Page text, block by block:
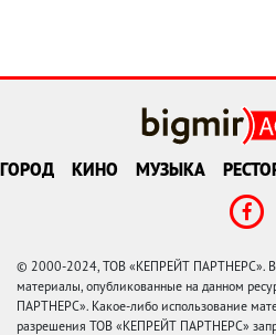
ГОРОД КИНО МУЗЫКА
© 2000-2024, ТОВ «КЕПРЕЙТ ПАРТНЕРС».
материалы, опубликованные на данном
ПАРТНЕРС». Какое-либо использование
разрешения ТОВ «КЕПРЕЙТ ПАРТНЕРС»